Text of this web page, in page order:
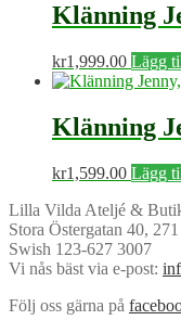
Klänning
kr1,999.00 Lägg
Klänning
kr1,599.00 Lägg
Lilla Vilda Ateljé &
Stora Östergatan 40,
Swish 123-627 3007
Vi nås bäst via e-post:
Följ oss gärna på